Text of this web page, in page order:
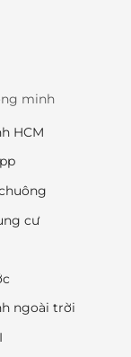
minh
HCM
cư
ngoài trời